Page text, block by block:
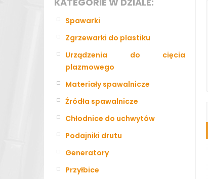
Spawarki
Zgrzewarki do plastiku
Urządzenia do cięcia
plazmowego
Materiały spawalnicze
Źródła spawalnicze
Chłodnice do uchwytów
Podajniki drutu
Generatory
Przyłbice